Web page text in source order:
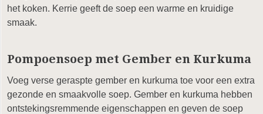
het koken. Kerrie geeft de soep een warme en kruidige
smaak.
Pompoensoep met Gember en Kurkuma
Voeg verse geraspte gember en kurkuma toe voor een extra
gezonde en smaakvolle soep. Gember en kurkuma hebben
ontstekingsremmende eigenschappen en geven de soep